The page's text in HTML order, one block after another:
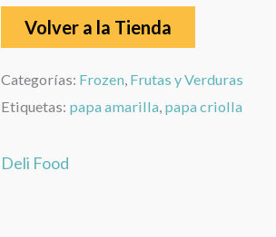
Volver a la Tienda
Categorías: Frozen, Frutas y Verduras
Etiquetas: papa amarilla, papa criolla
Deli Food